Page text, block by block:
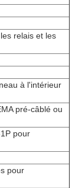
relais et les
à l'intérieur
pré-câblé ou
pour
pour